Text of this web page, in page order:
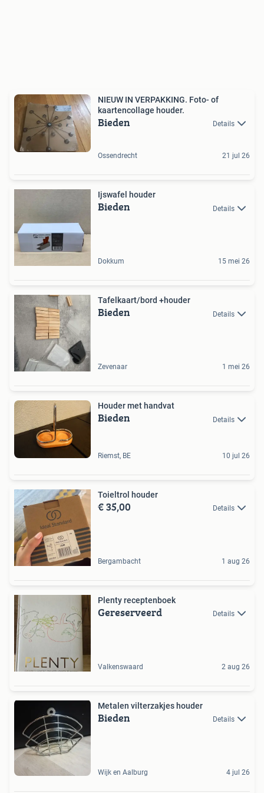
NIEUW IN VERPAKKING. Foto- of
kaartencollage houder.
Bieden Details
Ossendrecht 21 jul 26
Ijswafel houder
Bieden Details
Dokkum 15 mei 26
Tafelkaart/bord +houder
Bieden Details
Zevenaar 1 mei 26
Houder met handvat
Bieden Details
Riemst, BE 10 jul 26
Toieltrol houder
€ 35,00 Details
Bergambacht 1 aug 26
Plenty receptenboek
Gereserveerd Details
Valkenswaard 2 aug 26
Metalen vilterzakjes houder
Bieden Details
Wijk en Aalburg 4 jul 26